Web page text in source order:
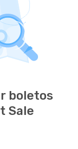
boletos
Sale